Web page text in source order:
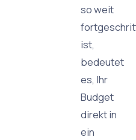
so weit
ist,
bedeutet
es, Ihr
Budget
direkt in
ein